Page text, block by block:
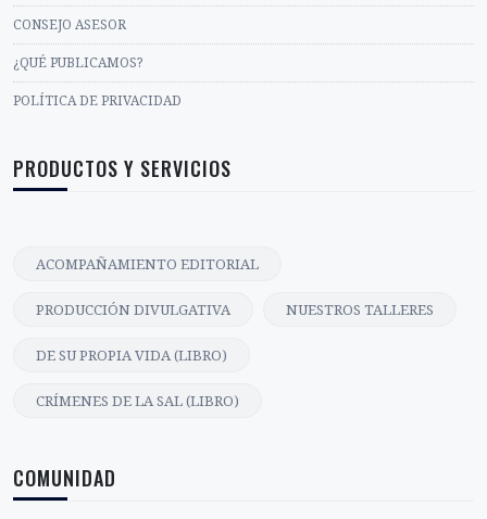
CONSEJO ASESOR
¿QUÉ PUBLICAMOS?
POLÍTICA DE PRIVACIDAD
PRODUCTOS Y SERVICIOS
ACOMPAÑAMIENTO EDITORIAL
PRODUCCIÓN DIVULGATIVA NUESTROS TALLERES
DE SU PROPIA VIDA (LIBRO)
CRÍMENES DE LA SAL (LIBRO)
COMUNIDAD